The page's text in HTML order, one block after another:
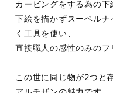
カービングをする為の下
下絵を描かずスーベル
く工具を使い、
直接職人の感性のみのフ
この世に同じ物が2つと